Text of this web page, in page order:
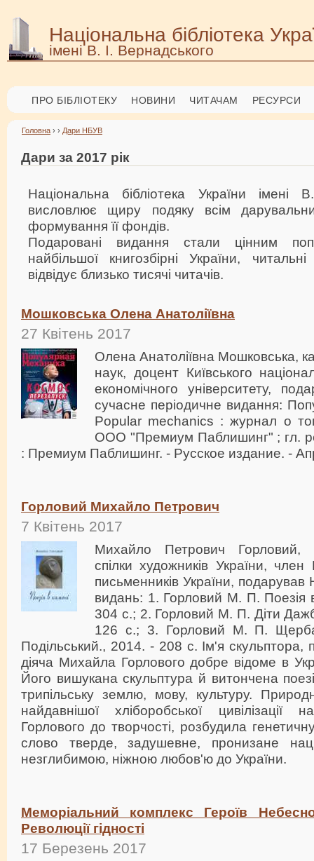
Національна бібліотека
імені В. І. Вернадського
ПРО БІБЛІОТЕКУ НОВИНИ ЧИТАЧАМ РЕСУРСИ
Головна › › Дари НБУВ
Дари за 2017 рік
Національна бібліотека України імені
висловлює щиру подяку всім
формування її фондів.
Подаровані видання стали цінним
найбільшої книгозбірні України,
відвідує близько тисячі читачів.
Мошковська Олена Анатоліївна
27 Квітень 2017
Олена Анатоліївна Мошковська,
наук, доцент Київського
економічного університету,
сучасне періодичне видання:
Popular mechanics : журнал о
ООО "Премиум Паблишинг" ; гл.
: Премиум Паблишинг. - Русское издание. -
Горловий Михайло Петрович
7 Квітень 2017
Михайло Петрович Горловий,
спілки художників України, член
письменників України, подарував
видань: 1. Горловий М. П. Поезія
304 с.; 2. Горловий М. П. Діти
126 с.; 3. Горловий М. П.
Подільський., 2014. - 208 с. Ім'я скульптора,
діяча Михайла Горлового добре відоме в
Його вишукана скульптура й витончена
трипільську землю, мову, культуру.
найдавнішої хліборобської цивілізації
Горлового до творчості, розбудила
слово тверде, задушевне, пронизане
незглибимою, ніжною любов'ю до України.
Меморіальний комплекс Героїв
Революції гідності
17 Березень 2017